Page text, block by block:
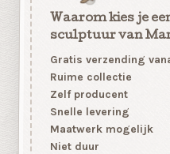
Waarom kies je
sculptuur van
Gratis verzending
Ruime collectie
Zelf producent
Snelle levering
Maatwerk mogelijk
Niet duur